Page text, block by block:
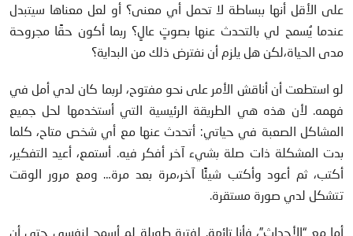
على الأقل أنها ببساطة لا تحمل أي معنى؟ أو لعل معناها سيتبدل
عندما يُسمح لي بالتحدث عنها بصوتٍ عالٍ؟ ربما أكون حقًا مجروحة
مدى الحياة،لكن هل يلزم أن نفترض ذلك من البداية؟
لو استطعت أن أناقش الأمر على نحو مفتوح، لربما كان لدي أمل في
فهمه. لأن هذه هي الطريقة الرئيسية التي أستخدمها لحل جميع
المشاكل الصعبة في حياتي: أتحدث عنها مع أي شخص متاح، كلما
بدت المشكلة ذات صلة بشيء آخر أفكر فيه. أستمع، أعيد التفكير،
أكتب، ثم أعود وأكتب شيئًا آخر،مرة بعد مرة… ومع مرور الوقت
تتشكل لدي صورة مستقرة.
أما مع “الأحداث”، فأنا تائهة. لفترة طويلة لم أسمح لنفسي حتى أن